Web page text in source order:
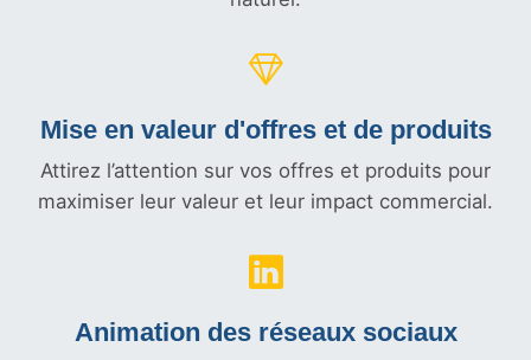
Mise en valeur d'offres et de produits
Attirez l’attention sur vos offres et produits pour
maximiser leur valeur et leur impact commercial.
Animation des réseaux sociaux